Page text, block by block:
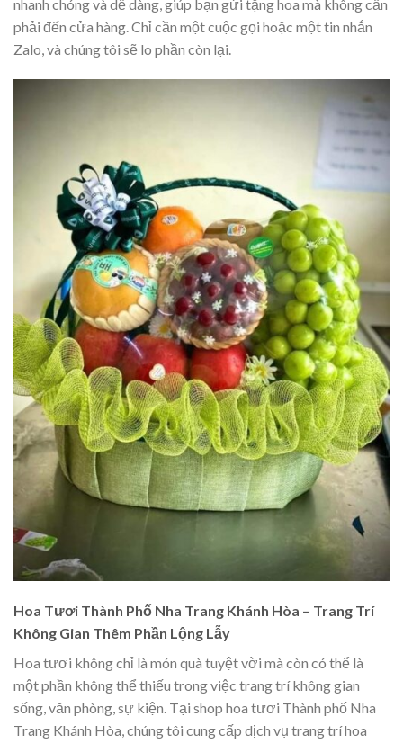
nhanh chóng và dễ dàng, giúp bạn gửi tặng hoa mà không cần
phải đến cửa hàng. Chỉ cần một cuộc gọi hoặc một tin nhắn
Zalo, và chúng tôi sẽ lo phần còn lại.
Hoa Tươi Thành Phố Nha Trang Khánh Hòa – Trang Trí
Không Gian Thêm Phần Lộng Lẫy
Hoa tươi không chỉ là món quà tuyệt vời mà còn có thể là
một phần không thể thiếu trong việc trang trí không gian
sống, văn phòng, sự kiện. Tại shop hoa tươi Thành phố Nha
Trang Khánh Hòa, chúng tôi cung cấp dịch vụ trang trí hoa